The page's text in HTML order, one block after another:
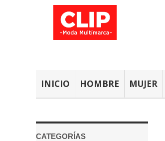
INICIO HOMBRE MUJER
CATEGORÍAS